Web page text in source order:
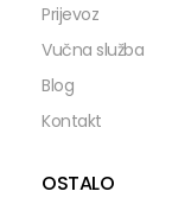
Prijevoz
Vučna služba
Blog
Kontakt
OSTALO